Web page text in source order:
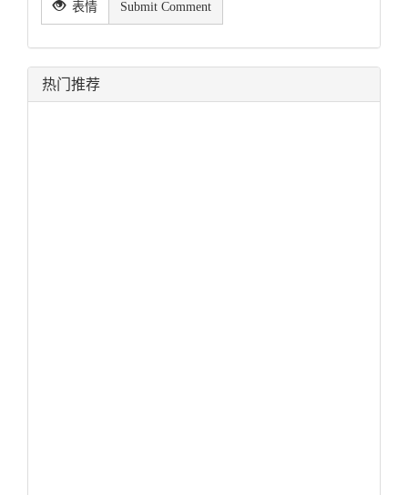
表情 Submit Comment
热门推荐